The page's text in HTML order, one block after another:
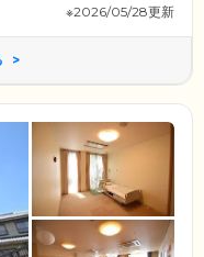
※2026/05/28更新